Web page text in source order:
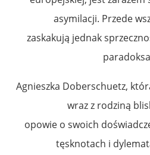
asymilacji. Przede
zaskakują jednak
Agnieszka Doberschuetz,
wraz z rodziną
opowie o swoich
tęsknotach i